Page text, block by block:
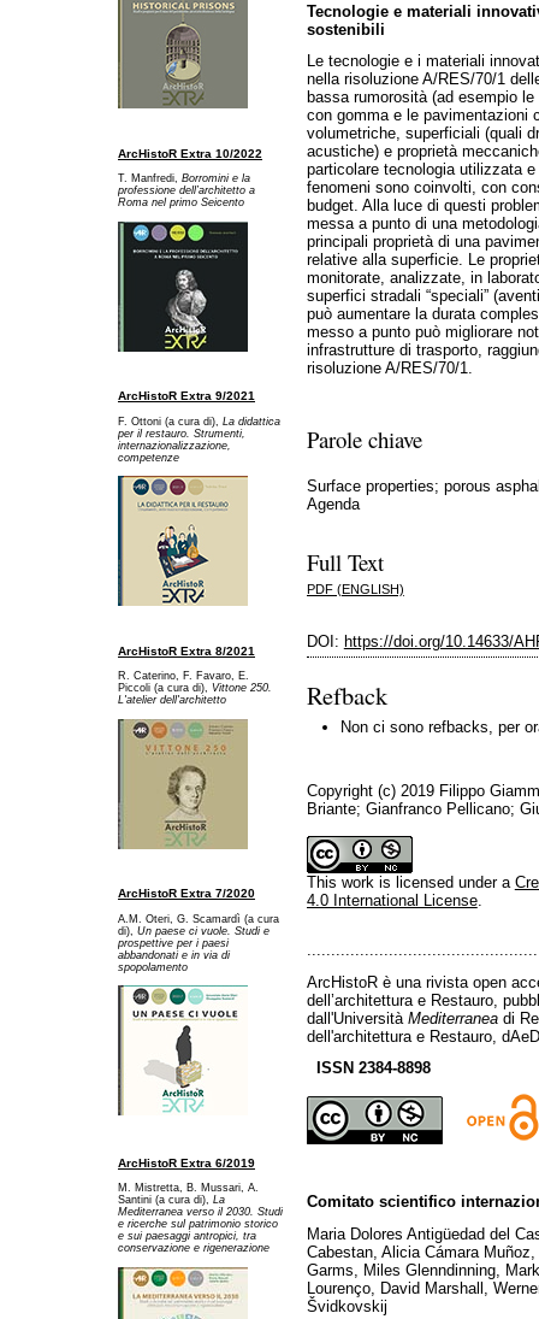
ArcHistoR Extra 10/2022
T. Manfredi, Borromini e la
professione dell’architetto a
Roma nel primo Seicento
ArcHistoR Extra 9/2021
F. Ottoni (a cura di), La didattica
per il restauro. Strumenti,
internazionalizzazione,
competenze
ArcHistoR Extra 8/2021
R. Caterino, F. Favaro, E.
Piccoli (a cura di), Vittone 250.
L'atelier dell'architetto
ArcHistoR Extra 7/2020
A.M. Oteri, G. Scamardì (a cura
di), Un paese ci vuole. Studi e
prospettive per i paesi
abbandonati e in via di
spopolamento
ArcHistoR Extra 6/2019
M. Mistretta, B. Mussari, A.
Santini (a cura di), La
Mediterranea verso il 2030. Studi
e ricerche sul patrimonio storico
e sui paesaggi antropici, tra
conservazione e rigenerazione
Tecnologie e materiali
sostenibili
Le tecnologie e i materiali
nella risoluzione A/RES/70/1
bassa rumorosità (ad esempio
con gomma e le pavimentazioni
volumetriche, superficiali (quali
acustiche) e proprietà
particolare tecnologia utilizzata
fenomeni sono coinvolti, con
budget. Alla luce di questi
messa a punto di una
principali proprietà di una
relative alla superficie. Le
monitorate, analizzate, in
superfici stradali “speciali”
può aumentare la durata
messo a punto può migliorare
infrastrutture di trasporto,
risoluzione A/RES/70/1.
Parole chiave
Surface properties; porous
Agenda
Full Text
PDF (ENGLISH)
DOI: https://doi.org/10.14633/
Refback
Non ci sono refbacks, per
Copyright (c) 2019 Filippo
Briante; Gianfranco Pellicano;
This work is licensed under a
4.0 International License.
ArcHistoR è una rivista open
dell’architettura e Restauro,
dall'Università Mediterraneadi
dell'architettura e Restauro,
ISSN 2384-8898
Comitato scientifico
Maria Dolores Antigüedad del
Cabestan, Alicia Cámara
Garms, Miles Glenndinning,
Lourenço, David Marshall,
Švidkovskij